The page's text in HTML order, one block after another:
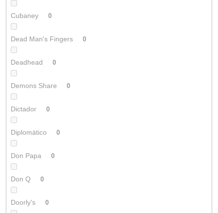
Cubaney 0
Dead Man's Fingers 0
Deadhead 0
Demons Share 0
Dictador 0
Diplomático 0
Don Papa 0
Don Q 0
Doorly's 0